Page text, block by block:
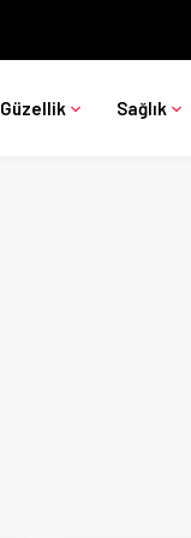
Güzellik Sağlık